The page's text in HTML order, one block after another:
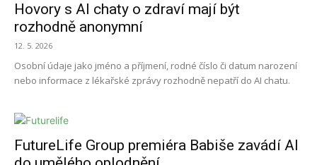
Hovory s AI chaty o zdraví mají být
rozhodně anonymní
12. 5. 2026
Osobní údaje jako jméno a příjmení, rodné číslo či datum narození
nebo informace z lékařské zprávy rozhodně nepatří do AI chatu.
FutureLife Group premiéra Babiše zavádí AI